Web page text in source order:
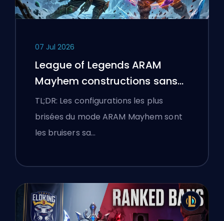
07 Jul 2026
League of Legends ARAM
Mayhem constructions sans
bottes
TL;DR: Les configurations les plus
brisées du mode ARAM Mayhem sont
les bruisers sa…